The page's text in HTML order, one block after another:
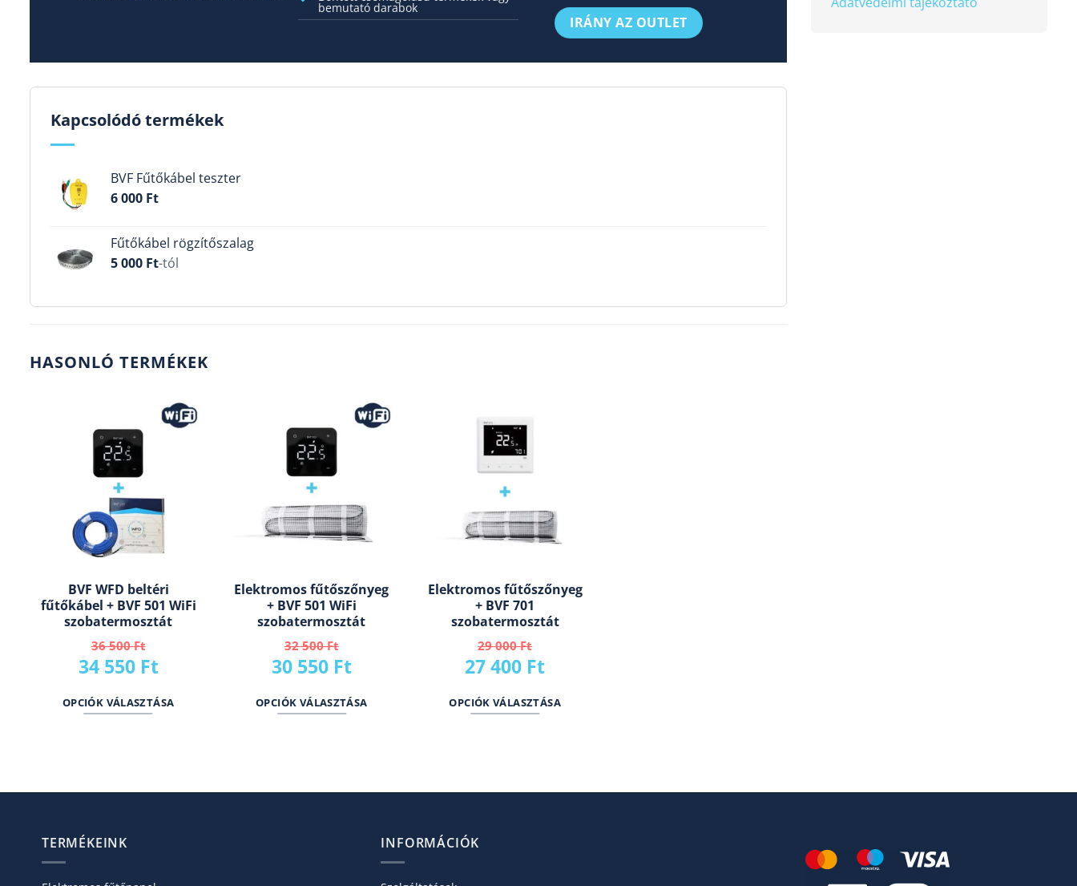
bemutató darabok
IRÁNY AZ OUTLET
Kapcsolódó termékek
BVF Fűtőkábel teszter
6 000 Ft
Fűtőkábel rögzítőszalag
5 000 Ft-tól
HASONLÓ TERMÉKEK
BVF WFD beltéri
fűtőkábel + BVF 501 WiFi
szobatermosztát
36 500Ft
Original
price
was:
34 550 FtCurrent
price
OPCIÓK VÁLASZTÁSA
Elektromos fűtőszőnyeg
+ BVF 501 WiFi
szobatermosztát
32 500Ft
Original
price
was:
30 550 FtCurrent
price
OPCIÓK VÁLASZTÁSA
Elektromos fűtőszőnyeg
+ BVF 701
szobatermosztát
29 000Ft
Original
price
was:
27 400 FtCurrent
price
OPCIÓK VÁLASZTÁSA
TERMÉKEINK INFORMÁCIÓK